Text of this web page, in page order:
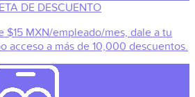
DE DESCUENTO
$15 MXN/empleado/mes, dale a tu
acceso a más de 10,000 descuentos.